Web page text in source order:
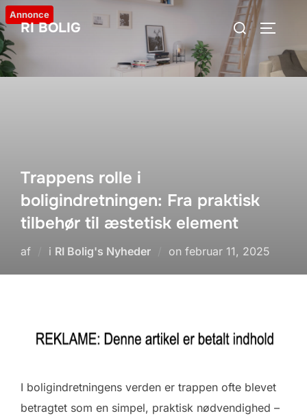
Videre
til
indhold
RI BOLIG
Søg
efter:
Annonce
Trappens rolle i
boligindretningen: Fra praktisk
tilbehør til æstetisk element
af i RI Bolig's Nyheder on Udgivet
februar 11, 2025
I boligindretningens verden er trappen ofte blevet
betragtet som en simpel, praktisk nødvendighed –